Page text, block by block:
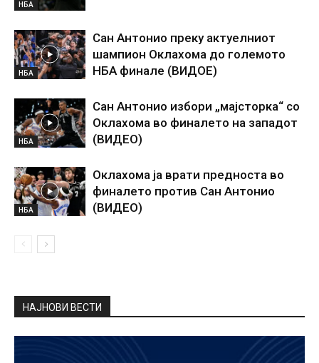
НБА
НБА
Сан Антонио преку актуелниот
шампион Оклахома до големото
НБА финале (ВИДОЕ)
НБА
Сан Антонио избори „мајсторка“ со
Оклахома во финалето на западот
(ВИДЕО)
НБА
Оклахома ја врати предноста во
финалето против Сан Антонио
(ВИДЕО)
НАЈНОВИ ВЕСТИ